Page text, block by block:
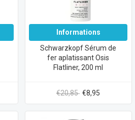
Informations
Schwarzkopf Sérum de
fer aplatissant Osis
Flatliner, 200 ml
€20,85 €8,95